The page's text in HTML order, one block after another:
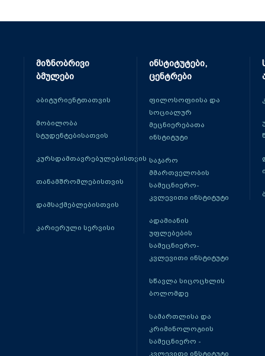
მიზნობრივი
ბმულები
აბიტურიენტთათვის
მობილობა
სტუდენტებისათვის
კურსდამთავრებულებისთვის
თანამშრომლებისთვის
დამსაქმებლებისთვის
კარიერული სერვისი
ინსტიტუტები,
ცენტრები
ფილოსოფიისა და
სოციალურ
მეცნიერებათა
ინსტიტუტი
საჯარო
მმართველობის
სამეცნიერო-
კვლევითი ინსტიტუტი
ადამიანის
უფლებების
სამეცნიერო-
კვლევითი ინსტიტუტი
სწავლა სიცოცხლის
ბოლომდე
სამართლისა და
კრიმინოლოგიის
სამეცნიერო -
კვლევითი ინსტიტუტი